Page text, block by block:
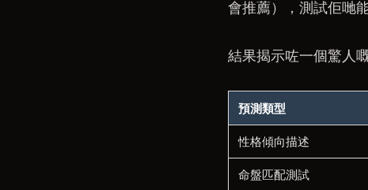
會推薦），測試佢哋
結果揭示咗一個驚人
預測類型
性格傾向描述
命盤匹配測試